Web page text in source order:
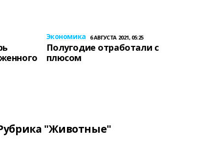
Экономика 6 АВГУСТА 2021, 05:25
Полугодие отработали с
плюсом
"Животные"